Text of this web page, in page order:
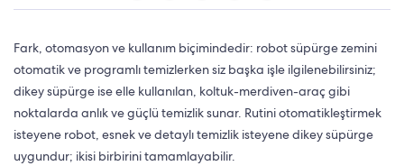
Fark, otomasyon ve kullanım biçimindedir: robot süpürge zemini
otomatik ve programlı temizlerken siz başka işle ilgilenebilirsiniz;
dikey süpürge ise elle kullanılan, koltuk-merdiven-araç gibi
noktalarda anlık ve güçlü temizlik sunar. Rutini otomatikleştirmek
isteyene robot, esnek ve detaylı temizlik isteyene dikey süpürge
uygundur; ikisi birbirini tamamlayabilir.